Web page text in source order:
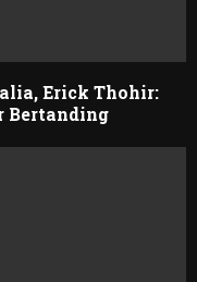
Erick Thohir:
Bertanding